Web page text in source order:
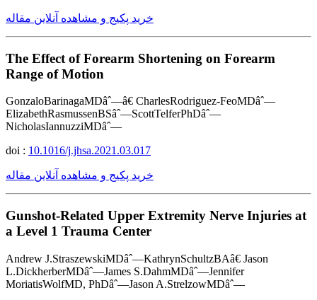
خرید پکیج و مشاهده آنلاین مقاله
The Effect of Forearm Shortening on Forearm
Range of Motion
GonzaloBarinagaMDâˆ—â€ CharlesRodriguez-FeoMDâˆ—
ElizabethRasmussenBSâˆ—ScottTelferPhDâˆ—
NicholasIannuzziMDâˆ—
doi : 10.1016/j.jhsa.2021.03.017
خرید پکیج و مشاهده آنلاین مقاله
Gunshot-Related Upper Extremity Nerve Injuries at
a Level 1 Trauma Center
Andrew J.StraszewskiMDâˆ—KathrynSchultzBAâ€ Jason
L.DickherberMDâˆ—James S.DahmMDâˆ—Jennifer
MoriatisWolfMD, PhDâˆ—Jason A.StrelzowMDâˆ—